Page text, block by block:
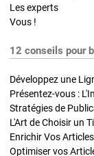
Les experts
Vous !
12 conseils pour
Développez une
Présentez-vous :
L'Art de Choisir un
Optimiser vos